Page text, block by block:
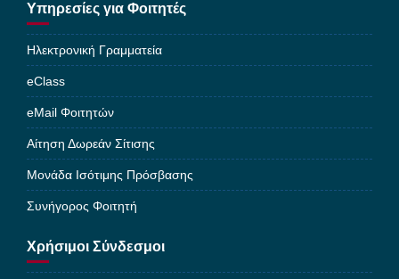
Υπηρεσίες για Φοιτητές
Ηλεκτρονική Γραμματεία
eClass
eMail Φοιτητών
Αίτηση Δωρεάν Σίτισης
Μονάδα Ισότιμης Πρόσβασης
Συνήγορος Φοιτητή
Χρήσιμοι Σύνδεσμοι